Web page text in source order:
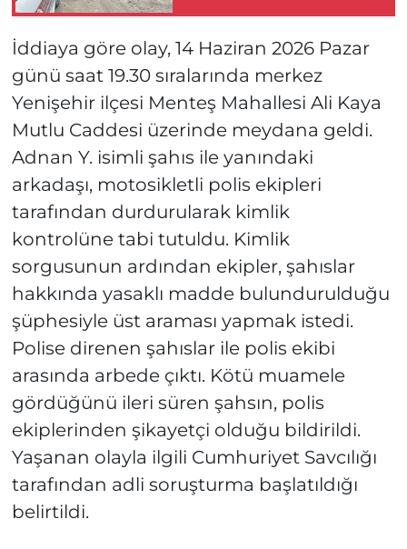
İddiaya göre olay, 14 Haziran 2026 Pazar
günü saat 19.30 sıralarında merkez
Yenişehir ilçesi Menteş Mahallesi Ali Kaya
Mutlu Caddesi üzerinde meydana geldi.
Adnan Y. isimli şahıs ile yanındaki
arkadaşı, motosikletli polis ekipleri
tarafından durdurularak kimlik
kontrolüne tabi tutuldu. Kimlik
sorgusunun ardından ekipler, şahıslar
hakkında yasaklı madde bulundurulduğu
şüphesiyle üst araması yapmak istedi.
Polise direnen şahıslar ile polis ekibi
arasında arbede çıktı. Kötü muamele
gördüğünü ileri süren şahsın, polis
ekiplerinden şikayetçi olduğu bildirildi.
Yaşanan olayla ilgili Cumhuriyet Savcılığı
tarafından adli soruşturma başlatıldığı
belirtildi.